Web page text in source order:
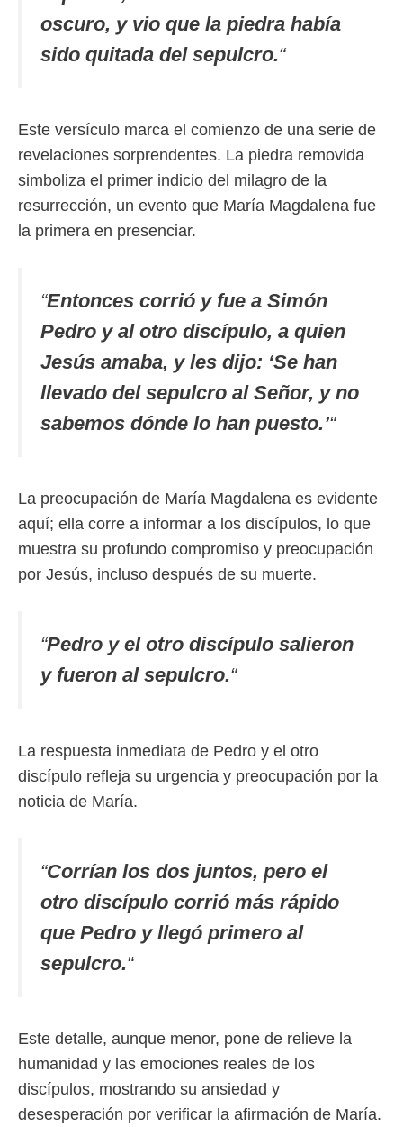
oscuro, y vio que la piedra había
sido quitada del sepulcro.“
Este versículo marca el comienzo de una serie de
revelaciones sorprendentes. La piedra removida
simboliza el primer indicio del milagro de la
resurrección, un evento que María Magdalena fue
la primera en presenciar.
“Entonces corrió y fue a Simón
Pedro y al otro discípulo, a quien
Jesús amaba, y les dijo: ‘Se han
llevado del sepulcro al Señor, y no
sabemos dónde lo han puesto.’“
La preocupación de María Magdalena es evidente
aquí; ella corre a informar a los discípulos, lo que
muestra su profundo compromiso y preocupación
por Jesús, incluso después de su muerte.
“Pedro y el otro discípulo salieron
y fueron al sepulcro.“
La respuesta inmediata de Pedro y el otro
discípulo refleja su urgencia y preocupación por la
noticia de María.
“Corrían los dos juntos, pero el
otro discípulo corrió más rápido
que Pedro y llegó primero al
sepulcro.“
Este detalle, aunque menor, pone de relieve la
humanidad y las emociones reales de los
discípulos, mostrando su ansiedad y
desesperación por verificar la afirmación de María.